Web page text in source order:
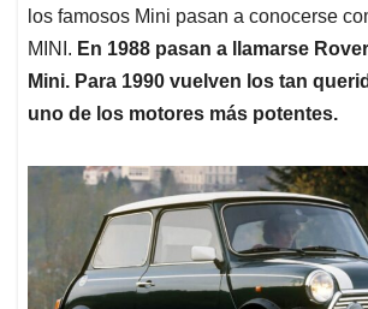
los famosos Mini pasan a conocerse
MINI. En 1988 pasan a llamarse
Mini. Para 1990 vuelven los tan
uno de los motores más potentes.